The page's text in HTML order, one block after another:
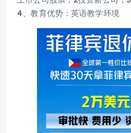
4、教育优势：英语教学环境